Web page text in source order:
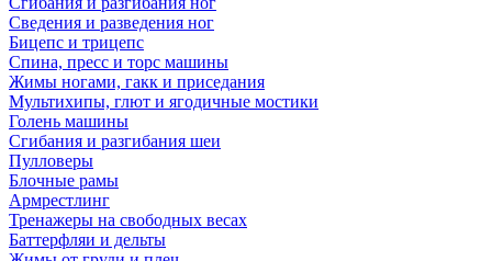
Сведения и разведения ног
Бицепс и трицепс
Спина, пресс и торс машины
Жимы ногами, гакк и приседания
Мультихипы, глют и ягодичные мостики
Голень машины
Сгибания и разгибания шеи
Пулловеры
Блочные рамы
Армрестлинг
Тренажеры на свободных весах
Баттерфляи и дельты